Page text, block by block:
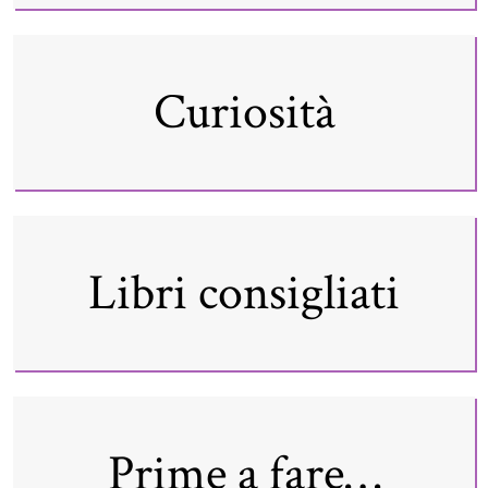
Curiosità
Libri consigliati
Prime a fare…